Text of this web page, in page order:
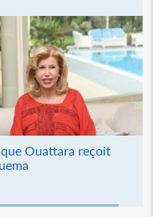
Ouattara reçoit